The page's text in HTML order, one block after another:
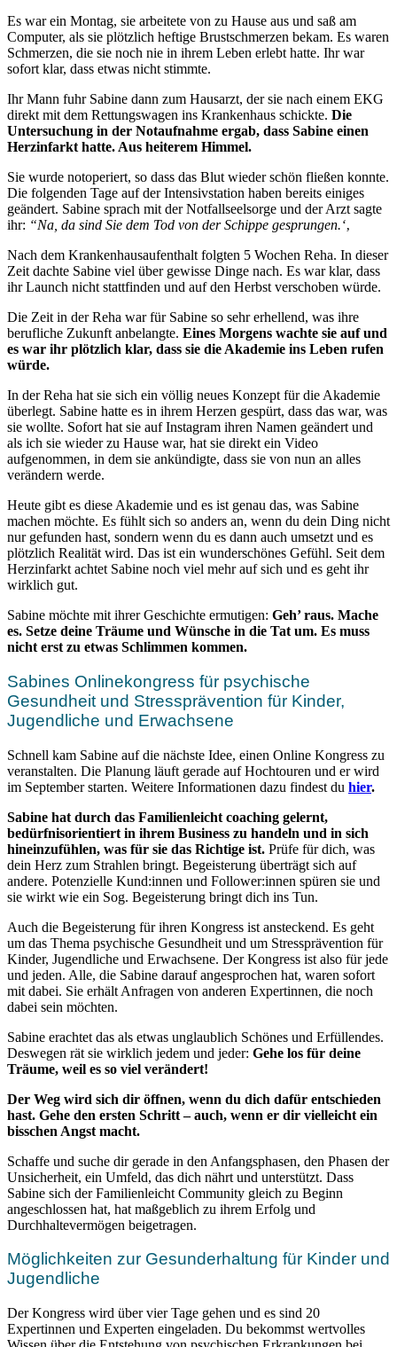
Es war ein Montag, sie arbeitete von zu Hause aus und saß am
Computer, als sie plötzlich heftige Brustschmerzen bekam. Es waren
Schmerzen, die sie noch nie in ihrem Leben erlebt hatte. Ihr war
sofort klar, dass etwas nicht stimmte.
Ihr Mann fuhr Sabine dann zum Hausarzt, der sie nach einem EKG
direkt mit dem Rettungswagen ins Krankenhaus schickte. Die
Untersuchung in der Notaufnahme ergab, dass Sabine einen
Herzinfarkt hatte. Aus heiterem Himmel.
Sie wurde notoperiert, so dass das Blut wieder schön fließen konnte.
Die folgenden Tage auf der Intensivstation haben bereits einiges
geändert. Sabine sprach mit der Notfallseelsorge und der Arzt sagte
ihr: “Na, da sind Sie dem Tod von der Schippe gesprungen.‘‚
Nach dem Krankenhausaufenthalt folgten 5 Wochen Reha. In dieser
Zeit dachte Sabine viel über gewisse Dinge nach. Es war klar, dass
ihr Launch nicht stattfinden und auf den Herbst verschoben würde.
Die Zeit in der Reha war für Sabine so sehr erhellend, was ihre
berufliche Zukunft anbelangte. Eines Morgens wachte sie auf und
es war ihr plötzlich klar, dass sie die Akademie ins Leben rufen
würde.
In der Reha hat sie sich ein völlig neues Konzept für die Akademie
überlegt. Sabine hatte es in ihrem Herzen gespürt, dass das war, was
sie wollte. Sofort hat sie auf Instagram ihren Namen geändert und
als ich sie wieder zu Hause war, hat sie direkt ein Video
aufgenommen, in dem sie ankündigte, dass sie von nun an alles
verändern werde.
Heute gibt es diese Akademie und es ist genau das, was Sabine
machen möchte. Es fühlt sich so anders an, wenn du dein Ding nicht
nur gefunden hast, sondern wenn du es dann auch umsetzt und es
plötzlich Realität wird. Das ist ein wunderschönes Gefühl. Seit dem
Herzinfarkt achtet Sabine noch viel mehr auf sich und es geht ihr
wirklich gut.
Sabine möchte mit ihrer Geschichte ermutigen: Geh’ raus. Mache
es. Setze deine Träume und Wünsche in die Tat um. Es muss
nicht erst zu etwas Schlimmen kommen.
Sabines Onlinekongress für psychische
Gesundheit und Stressprävention für Kinder,
Jugendliche und Erwachsene
Schnell kam Sabine auf die nächste Idee, einen Online Kongress zu
veranstalten. Die Planung läuft gerade auf Hochtouren und er wird
im September starten. Weitere Informationen dazu findest du hier.
Sabine hat durch das Familienleicht coaching gelernt,
bedürfnisorientiert in ihrem Business zu handeln und in sich
hineinzufühlen, was für sie das Richtige ist. Prüfe für dich, was
dein Herz zum Strahlen bringt. Begeisterung überträgt sich auf
andere. Potenzielle Kund:innen und Follower:innen spüren sie und
sie wirkt wie ein Sog. Begeisterung bringt dich ins Tun.
Auch die Begeisterung für ihren Kongress ist ansteckend. Es geht
um das Thema psychische Gesundheit und um Stressprävention für
Kinder, Jugendliche und Erwachsene. Der Kongress ist also für jede
und jeden. Alle, die Sabine darauf angesprochen hat, waren sofort
mit dabei. Sie erhält Anfragen von anderen Expertinnen, die noch
dabei sein möchten.
Sabine erachtet das als etwas unglaublich Schönes und Erfüllendes.
Deswegen rät sie wirklich jedem und jeder: Gehe los für deine
Träume, weil es so viel verändert!
Der Weg wird sich dir öffnen, wenn du dich dafür entschieden
hast. Gehe den ersten Schritt – auch, wenn er dir vielleicht ein
bisschen Angst macht.
Schaffe und suche dir gerade in den Anfangsphasen, den Phasen der
Unsicherheit, ein Umfeld, das dich nährt und unterstützt. Dass
Sabine sich der Familienleicht Community gleich zu Beginn
angeschlossen hat, hat maßgeblich zu ihrem Erfolg und
Durchhaltevermögen beigetragen.
Möglichkeiten zur Gesunderhaltung für Kinder und
Jugendliche
Der Kongress wird über vier Tage gehen und es sind 20
Expertinnen und Experten eingeladen. Du bekommst wertvolles